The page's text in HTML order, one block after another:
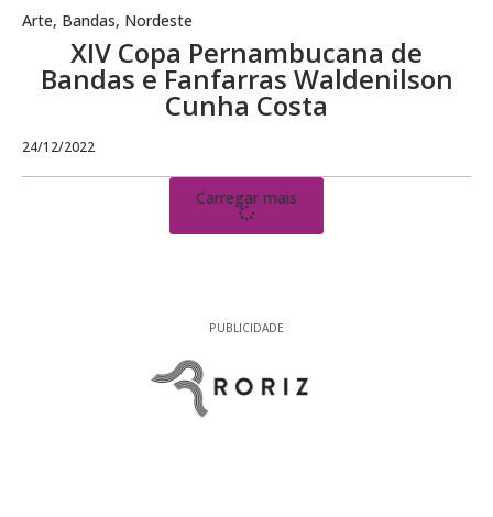
Arte, Bandas, Nordeste
XIV Copa Pernambucana de
Bandas e Fanfarras Waldenilson
Cunha Costa
24/12/2022
Carregar mais
PUBLICIDADE